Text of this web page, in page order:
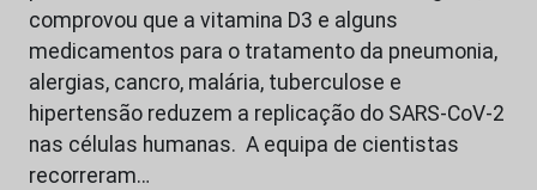
comprovou que a vitamina D3 e alguns
medicamentos para o tratamento da pneumonia,
alergias, cancro, malária, tuberculose e
hipertensão reduzem a replicação do SARS-CoV-2
nas células humanas. A equipa de cientistas
recorreram…